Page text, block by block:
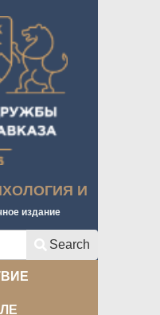
И
издание
Search